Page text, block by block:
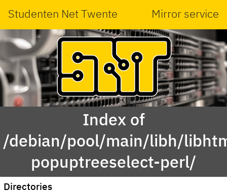
Studenten Net Twente Mirror service
Index of
/debian/pool/main/libh/
popuptreeselect-perl/
Directories